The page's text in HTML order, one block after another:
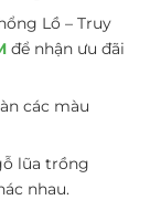
Lồ – Truy
để nhận ưu đãi
các màu
lũa trồng
nhau.